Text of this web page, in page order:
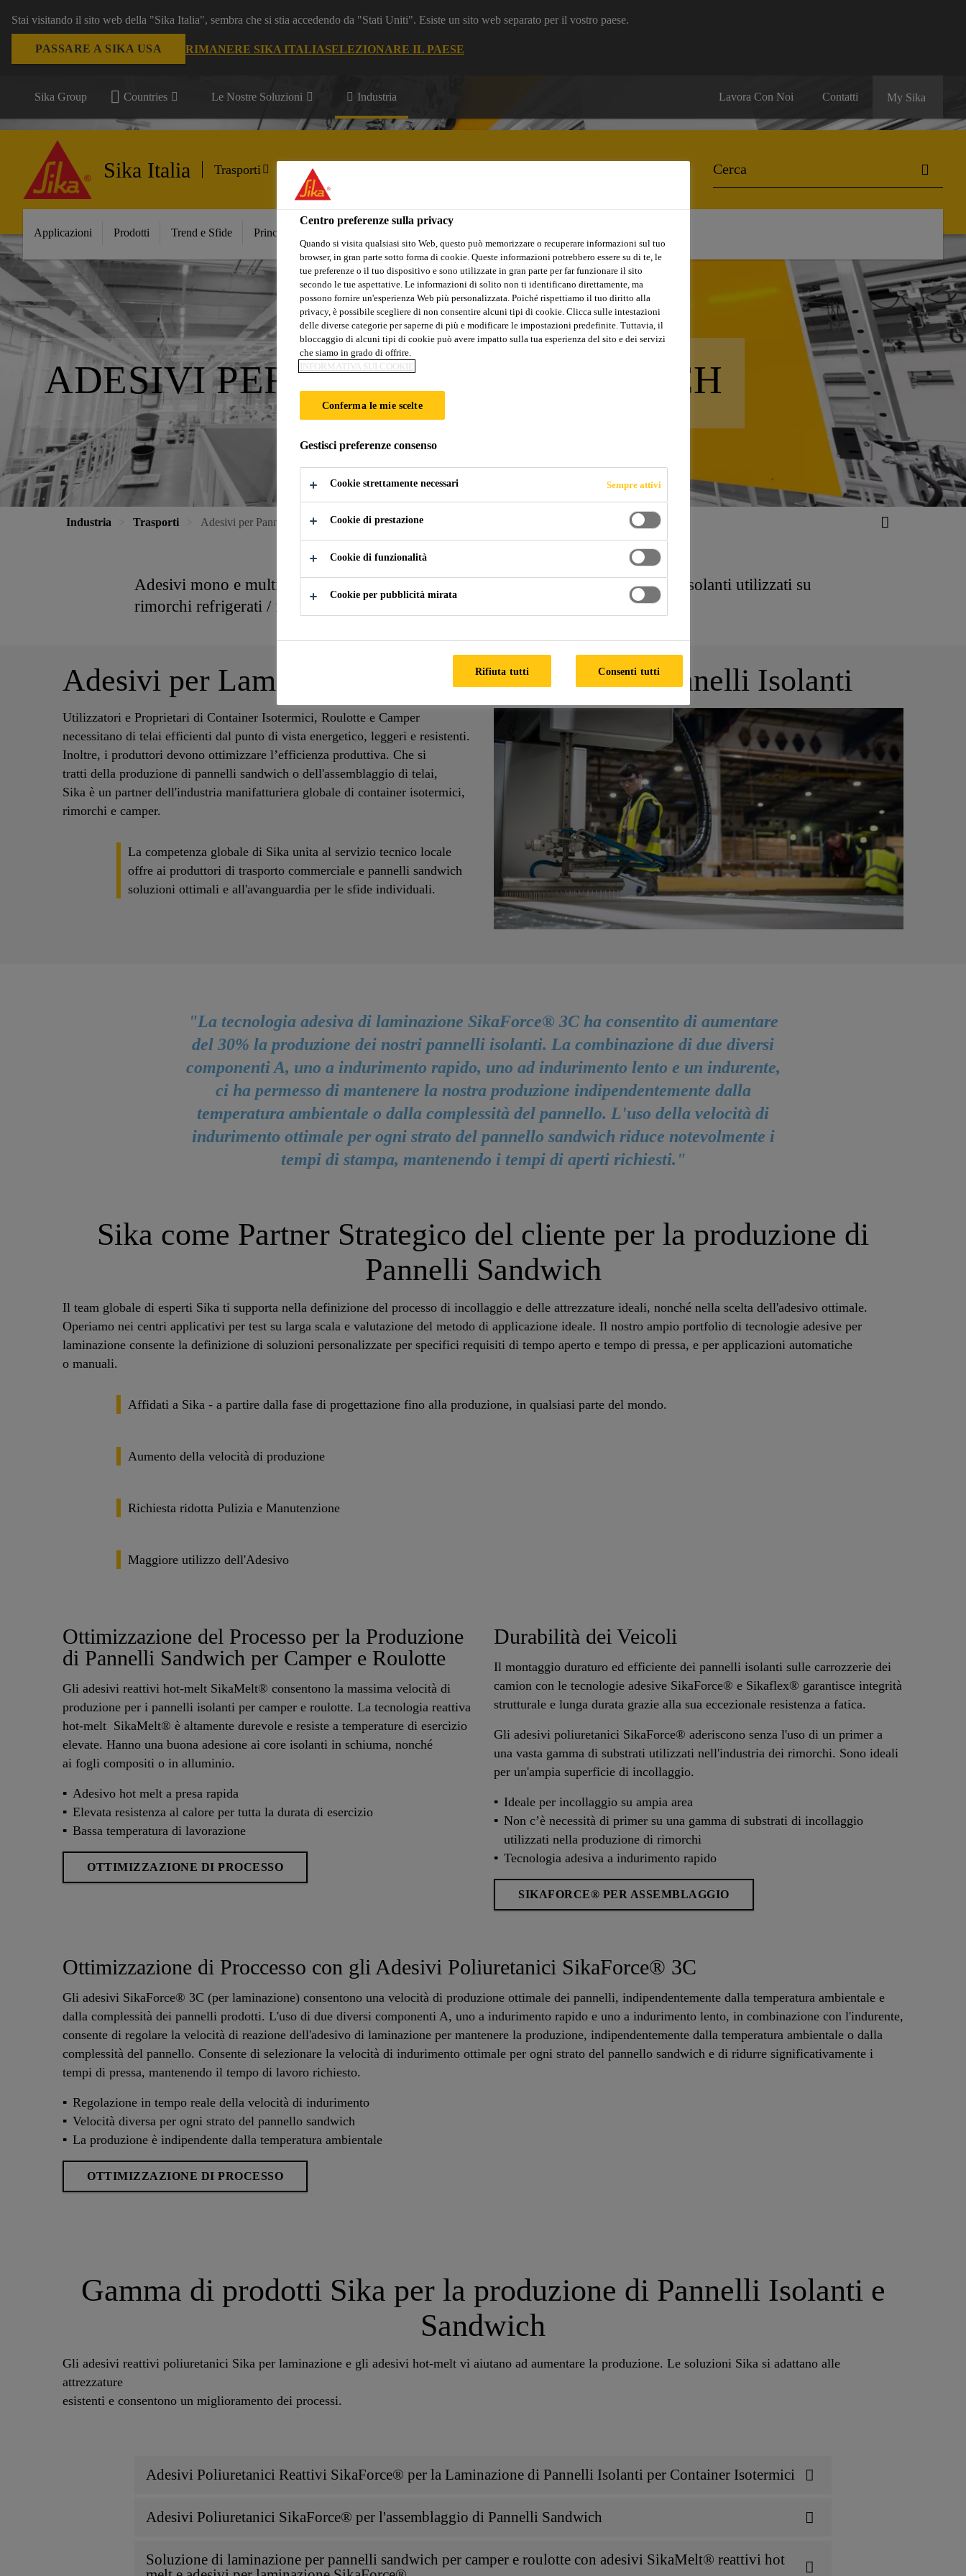
Stai visitando il sito web della "Sika Italia", sembra che si stia accedendo da "Stati Uniti". Esiste un sito web separato per il vostro paese.
PASSARE A SIKA USA RIMANERE SIKA ITALIASELEZIONARE IL PAESE
Sika Group Countries Le Nostre Soluzioni Industria Lavora Con Noi Contatti My Sika
Sika Italia Trasporti
Applicazioni Prodotti Trend e Sfide Principali Innovazioni
ADESIVI PER PANNELLI SANDWICH
Industria Trasporti Adesivi per Pannelli Sandwich
Adesivi mono e multicomponente, nonché hot melt reattivi per pannelli sandwich isolanti utilizzati su
rimorchi refrigerati / furgoni rigidi e camper.
Adesivi per Laminazione nella Produzione di Pannelli Isolanti
Utilizzatori e Proprietari di Container Isotermici, Roulotte e Camper
necessitano di telai efficienti dal punto di vista energetico, leggeri e resistenti.
Inoltre, i produttori devono ottimizzare l’efficienza produttiva. Che si
tratti della produzione di pannelli sandwich o dell'assemblaggio di telai,
Sika è un partner dell'industria manifatturiera globale di container isotermici,
rimorchi e camper.
La competenza globale di Sika unita al servizio tecnico locale
offre ai produttori di trasporto commerciale e pannelli sandwich
soluzioni ottimali e all'avanguardia per le sfide individuali.
"La tecnologia adesiva di laminazione SikaForce® 3C ha consentito di aumentare
del 30% la produzione dei nostri pannelli isolanti. La combinazione di due diversi
componenti A, uno a indurimento rapido, uno ad indurimento lento e un indurente,
ci ha permesso di mantenere la nostra produzione indipendentemente dalla
temperatura ambientale o dalla complessità del pannello. L'uso della velocità di
indurimento ottimale per ogni strato del pannello sandwich riduce notevolmente i
tempi di stampa, mantenendo i tempi di aperti richiesti."
Sika come Partner Strategico del cliente per la produzione di
Pannelli Sandwich
Il team globale di esperti Sika ti supporta nella definizione del processo di incollaggio e delle attrezzature ideali, nonché nella scelta dell'adesivo ottimale.
Operiamo nei centri applicativi per test su larga scala e valutazione del metodo di applicazione ideale. Il nostro ampio portfolio di tecnologie adesive per
laminazione consente la definizione di soluzioni personalizzate per specifici requisiti di tempo aperto e tempo di pressa, e per applicazioni automatiche
o manuali.
Affidati a Sika - a partire dalla fase di progettazione fino alla produzione, in qualsiasi parte del mondo.
Aumento della velocità di produzione
Richiesta ridotta Pulizia e Manutenzione
Maggiore utilizzo dell'Adesivo
Ottimizzazione del Processo per la Produzione
di Pannelli Sandwich per Camper e Roulotte
Gli adesivi reattivi hot-melt SikaMelt® consentono la massima velocità di
produzione per i pannelli isolanti per camper e roulotte. La tecnologia reattiva
hot-melt SikaMelt® è altamente durevole e resiste a temperature di esercizio
elevate. Hanno una buona adesione ai core isolanti in schiuma, nonché
ai fogli compositi o in alluminio.
Adesivo hot melt a presa rapida
Elevata resistenza al calore per tutta la durata di esercizio
Bassa temperatura di lavorazione
OTTIMIZZAZIONE DI PROCESSO
Durabilità dei Veicoli
Il montaggio duraturo ed efficiente dei pannelli isolanti sulle carrozzerie dei
camion con le tecnologie adesive SikaForce® e Sikaflex® garantisce integrità
strutturale e lunga durata grazie alla sua eccezionale resistenza a fatica.
Gli adesivi poliuretanici SikaForce® aderiscono senza l'uso di un primer a
una vasta gamma di substrati utilizzati nell'industria dei rimorchi. Sono ideali
per un'ampia superficie di incollaggio.
Ideale per incollaggio su ampia area
Non c’è necessità di primer su una gamma di substrati di incollaggio
utilizzati nella produzione di rimorchi
Tecnologia adesiva a indurimento rapido
SIKAFORCE® PER ASSEMBLAGGIO
Ottimizzazione di Proccesso con gli Adesivi Poliuretanici SikaForce® 3C
Gli adesivi SikaForce® 3C (per laminazione) consentono una velocità di produzione ottimale dei pannelli, indipendentemente dalla temperatura ambientale e
dalla complessità dei pannelli prodotti. L'uso di due diversi componenti A, uno a indurimento rapido e uno a indurimento lento, in combinazione con l'indurente,
consente di regolare la velocità di reazione dell'adesivo di laminazione per mantenere la produzione, indipendentemente dalla temperatura ambientale o dalla
complessità del pannello. Consente di selezionare la velocità di indurimento ottimale per ogni strato del pannello sandwich e di ridurre significativamente i
tempi di pressa, mantenendo il tempo di lavoro richiesto.
Regolazione in tempo reale della velocità di indurimento
Velocità diversa per ogni strato del pannello sandwich
La produzione è indipendente dalla temperatura ambientale
OTTIMIZZAZIONE DI PROCESSO
Gamma di prodotti Sika per la produzione di Pannelli Isolanti e
Sandwich
Gli adesivi reattivi poliuretanici Sika per laminazione e gli adesivi hot-melt vi aiutano ad aumentare la produzione. Le soluzioni Sika si adattano alle
attrezzature
esistenti e consentono un miglioramento dei processi.
Adesivi Poliuretanici Reattivi SikaForce® per la Laminazione di Pannelli Isolanti per Container Isotermici
Adesivi Poliuretanici SikaForce® per l'assemblaggio di Pannelli Sandwich
Soluzione di laminazione per pannelli sandwich per camper e roulotte con adesivi SikaMelt® reattivi hot
Centro preferenze sulla privacy
Quando si visita qualsiasi sito Web, questo può memorizzare o recuperare informazioni sul tuo
browser, in gran parte sotto forma di cookie. Queste informazioni potrebbero essere su di te, le
tue preferenze o il tuo dispositivo e sono utilizzate in gran parte per far funzionare il sito
secondo le tue aspettative. Le informazioni di solito non ti identificano direttamente, ma
possono fornire un'esperienza Web più personalizzata. Poiché rispettiamo il tuo diritto alla
privacy, è possibile scegliere di non consentire alcuni tipi di cookie. Clicca sulle intestazioni
delle diverse categorie per saperne di più e modificare le impostazioni predefinite. Tuttavia, il
bloccaggio di alcuni tipi di cookie può avere impatto sulla tua esperienza del sito e dei servizi
che siamo in grado di offrire.
INFORMATIVA SUI COOKIE
Conferma le mie scelte
Gestisci preferenze consenso
Cookie strettamente necessari Sempre attivi
Cookie di prestazione
Cookie di funzionalità
Cookie per pubblicità mirata
Rifiuta tutti Consenti tutti